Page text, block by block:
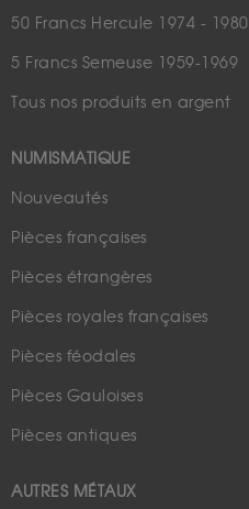
50 Francs Hercule 1974 - 1980
5 Francs Semeuse 1959-1969
Tous nos produits en argent
NUMISMATIQUE
Nouveautés
Pièces françaises
Pièces étrangères
Pièces royales françaises
Pièces féodales
Pièces Gauloises
Pièces antiques
AUTRES MÉTAUX